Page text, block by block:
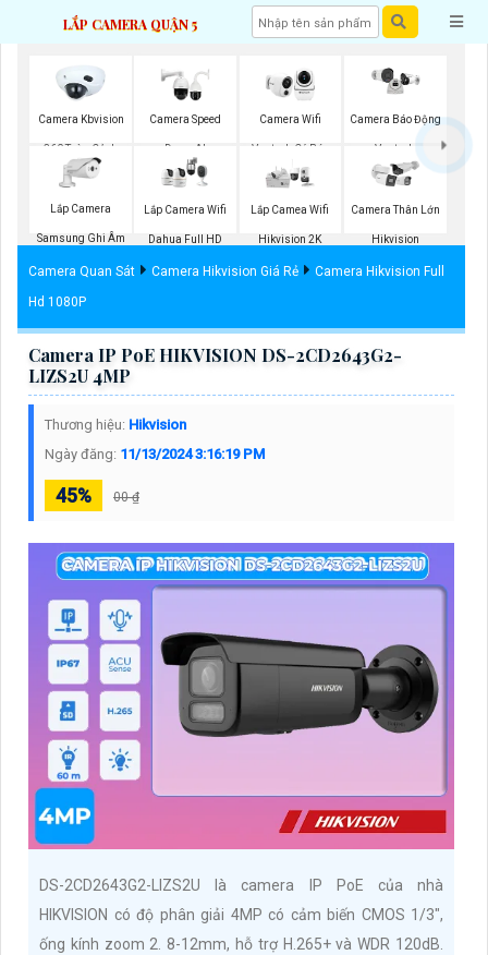
LẮP CAMERA QUẬN 5
Camera Kbvision
360 Toàn Cảnh
Camera Speed
Dome AI
Camera Wifi
Vantech Có Báo
Động
Camera Báo Động
Vantech
Lắp Camera
Samsung Ghi Âm
Lắp Camera Wifi
Dahua Full HD
Lắp Camea Wifi
Hikvision 2K
Camera Thân Lớn
Hikvision
Camera Quan Sát Camera Hikvision Giá Rẻ
Camera Hikvision Full
Hd 1080P
Camera IP PoE HIKVISION DS-2CD2643G2-
LIZS2U 4MP
Thương hiệu: Hikvision
Ngày đăng: 11/13/2024 3:16:19 PM
45% 00 ₫
DS-2CD2643G2-LIZS2U là camera IP PoE của nhà
HIKVISION có độ phân giải 4MP có cảm biến CMOS 1/3",
ống kính zoom 2. 8-12mm, hỗ trợ H.265+ và WDR 120dB.